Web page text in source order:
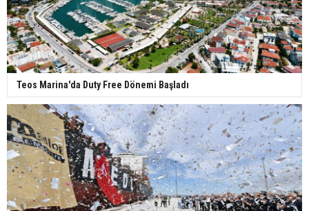
Teos Marina'da Duty Free Dönemi Başladı